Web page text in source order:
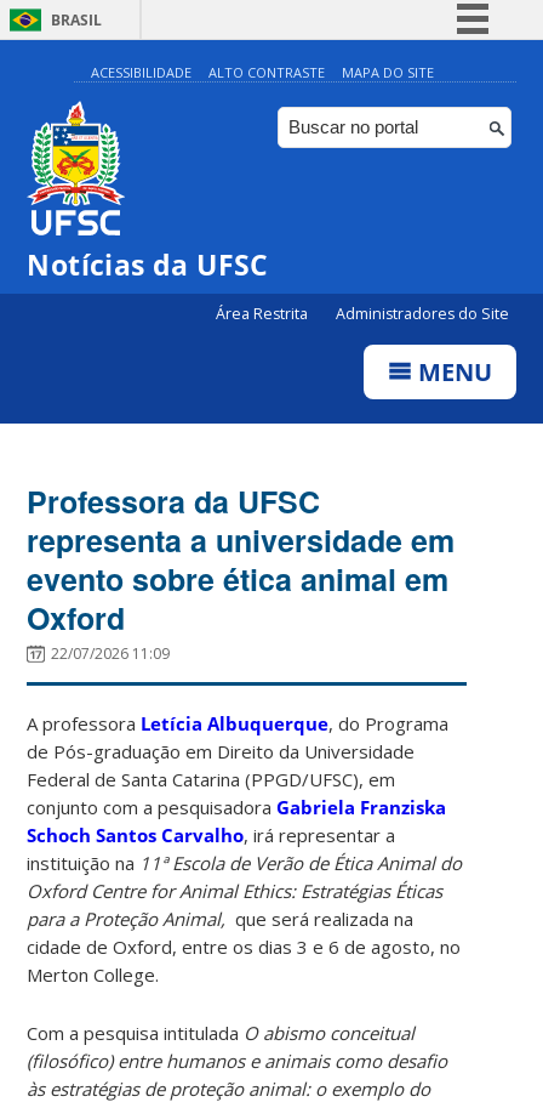
BRASIL
Simplifique!
Comunica BR
Participe
ACESSIBILIDADE ALTO CONTRASTE MAPA DO SITE
Notícias da UFSC
Área Restrita Administradores do Site
MENU
Professora da UFSC
representa a universidade em
evento sobre ética animal em
Oxford
22/07/2026 11:09
A professora Letícia Albuquerque, do Programa
de Pós-graduação em Direito da Universidade
Federal de Santa Catarina (PPGD/UFSC), em
conjunto com a pesquisadoraGabriela Franziska
Schoch Santos Carvalho, irá representar a
instituição na 11ª Escola de Verão de Ética Animal do
Oxford Centre for Animal Ethics: Estratégias Éticas
para a Proteção Animal, que será realizada na
cidade de Oxford, entre os dias 3 e 6 de agosto, no
Merton College.
Com a pesquisa intitulada O abismo conceitual
(filosófico) entre humanos e animais como desafio
às estratégias de proteção animal: o exemplo do